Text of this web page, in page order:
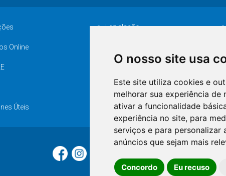
O nosso site usa
Este site utiliza cookies e
melhorar sua experiência
ativar a funcionalidade
experiência no site, para
serviços e para personalizar
anúncios que sejam mais
Concordo Eu recuso
Legislação
Online
Desapropriações
Úteis